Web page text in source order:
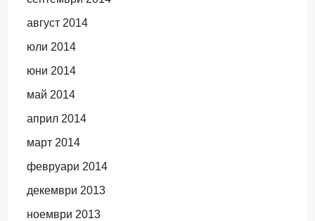
август 2014
юли 2014
юни 2014
май 2014
април 2014
март 2014
февруари 2014
декември 2013
ноември 2013